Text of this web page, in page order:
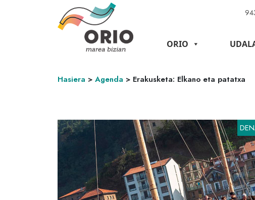
ORIO
Hasiera > Agenda > Erakusketa: Elkano eta patatxa